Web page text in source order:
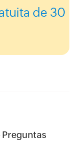
de 30
Preguntas